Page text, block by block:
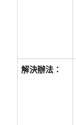
解決辦法：